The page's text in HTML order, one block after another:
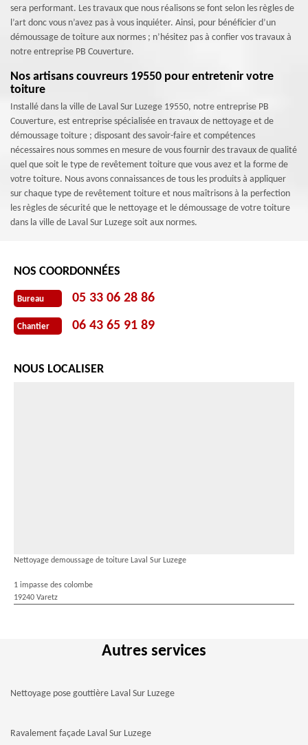
sera performant. Les travaux que nous réalisons se font selon les règles de
l’art donc vous n’avez pas à vous inquiéter. Ainsi, pour bénéficier d’un
démoussage de toiture aux normes ; n’hésitez pas à confier vos travaux à
notre entreprise PB Couverture.
Nos artisans couvreurs 19550 pour entretenir votre
toiture
Installé dans la ville de Laval Sur Luzege 19550, notre entreprise PB
Couverture, est entreprise spécialisée en travaux de nettoyage et de
démoussage toiture ; disposant des savoir-faire et compétences
nécessaires nous sommes en mesure de vous fournir des travaux de qualité
quel que soit le type de revêtement toiture que vous avez et la forme de
votre toiture. Nous avons connaissances de tous les produits à appliquer
sur chaque type de revêtement toiture et nous maîtrisons à la perfection
les règles de sécurité que le nettoyage et le démoussage de votre toiture
dans la ville de Laval Sur Luzege soit aux normes.
NOS COORDONNÉES
Bureau 05 33 06 28 86
Chantier 06 43 65 91 89
NOUS LOCALISER
Nettoyage demoussage de toiture Laval Sur Luzege
1 impasse des colombe
19240 Varetz
Autres services
Nettoyage pose gouttière Laval Sur Luzege
Ravalement façade Laval Sur Luzege